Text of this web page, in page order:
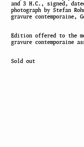
and 3 H.C., signed,
photograph by Stefan
gravure contemporaine,
Edition offered to the
gravure contemporaine
Sold out